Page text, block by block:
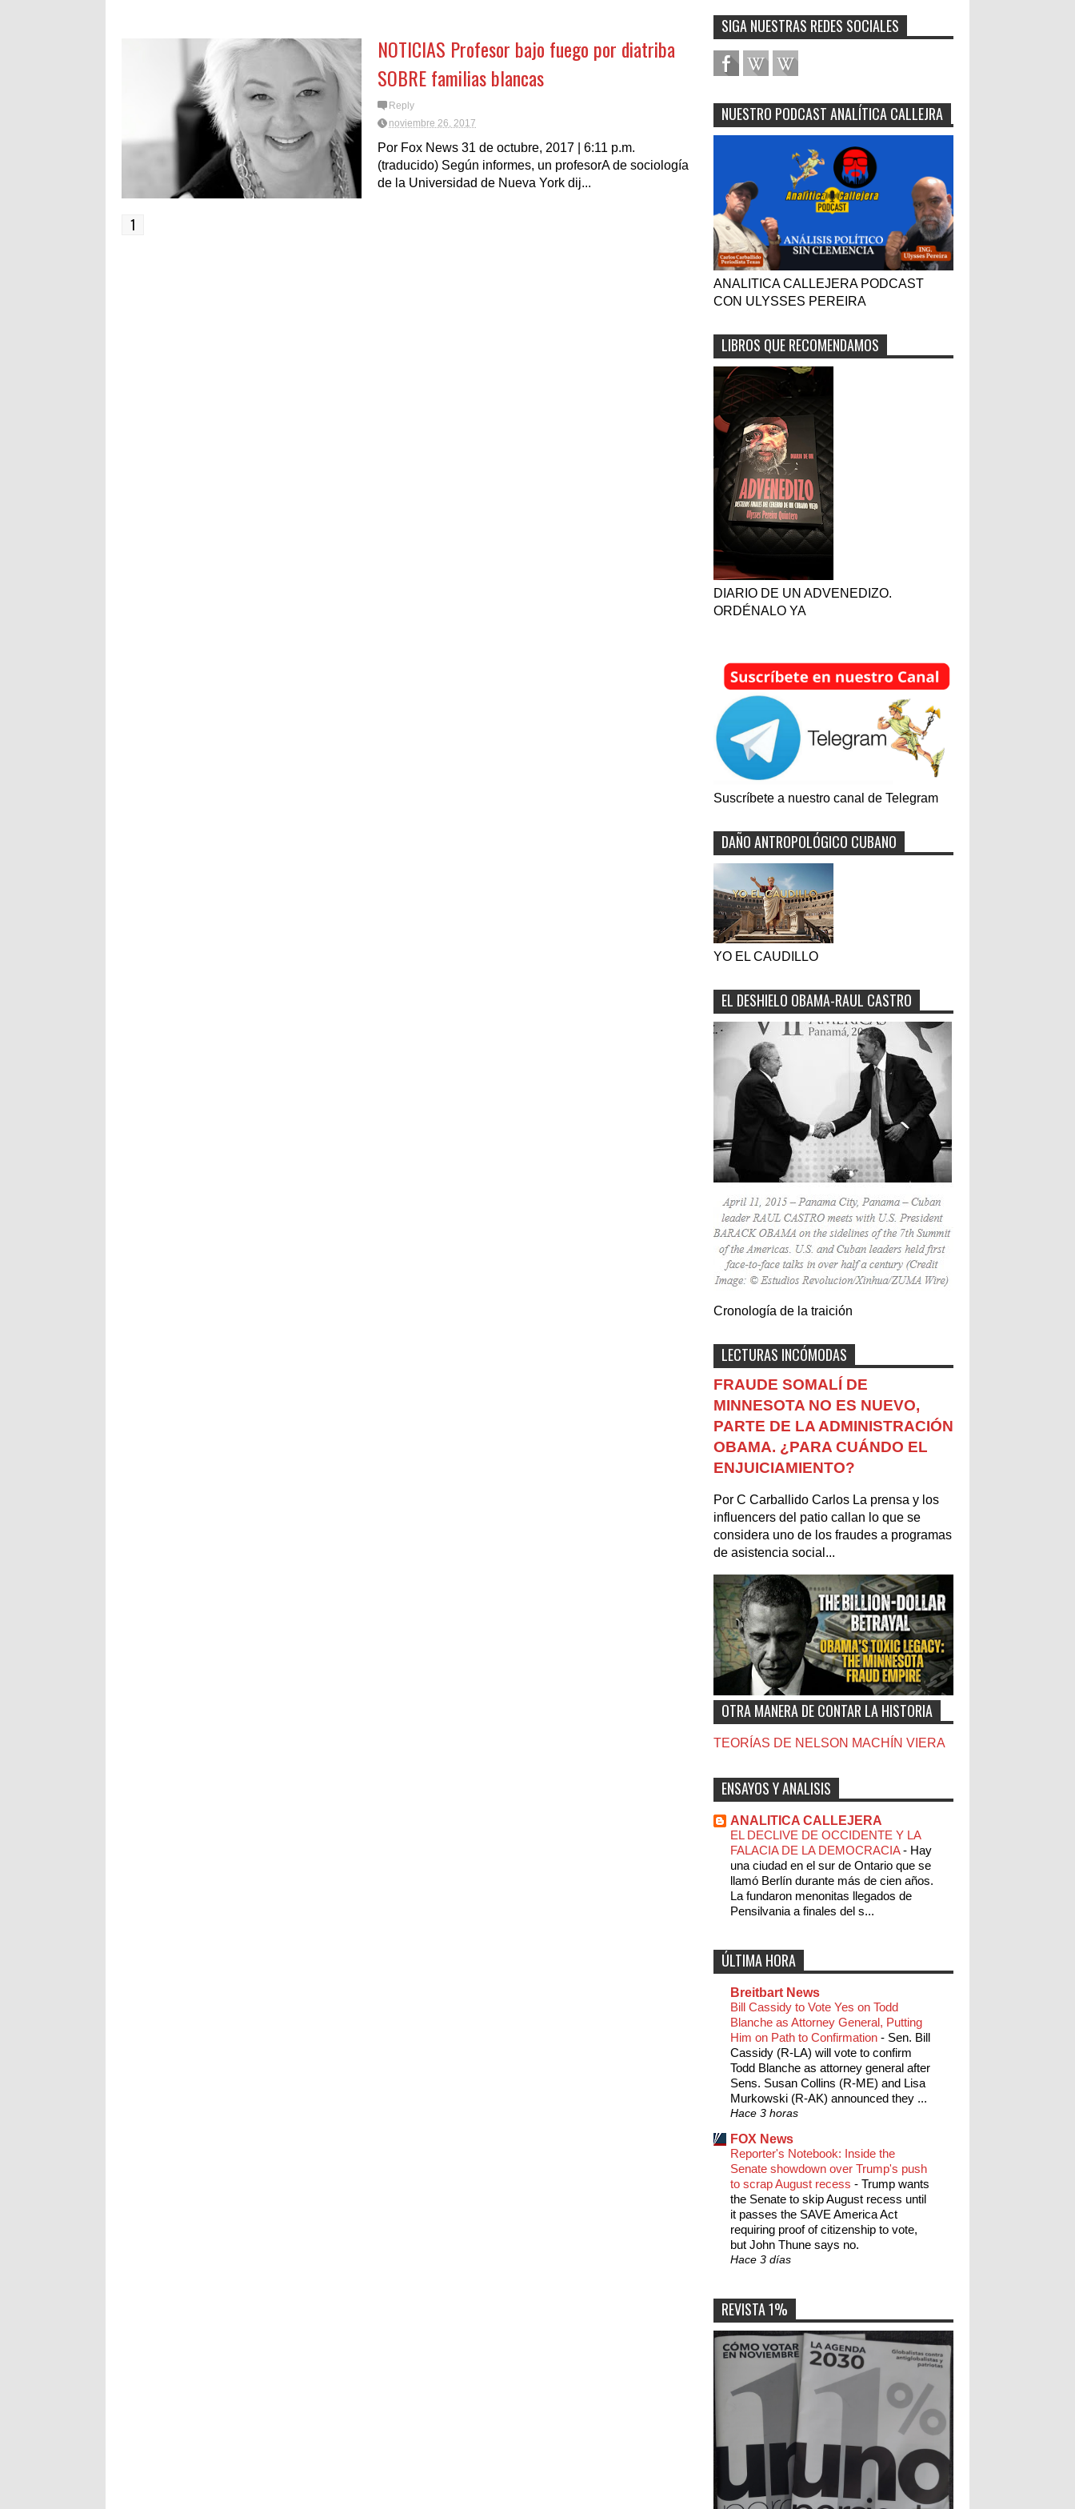
NOTICIAS Profesor bajo fuego por diatriba
SOBRE familias blancas
Reply
noviembre 26, 2017
Por Fox News 31 de octubre, 2017 | 6:11 p.m.
(traducido) Según informes, un profesorA de sociología
de la Universidad de Nueva York dij...
1
SIGA NUESTRAS REDES SOCIALES
NUESTRO PODCAST ANALÍTICA CALLEJRA
ANALITICA CALLEJERA PODCAST
CON ULYSSES PEREIRA
LIBROS QUE RECOMENDAMOS
DIARIO DE UN ADVENEDIZO.
ORDÉNALO YA
Suscríbete a nuestro canal de Telegram
DAÑO ANTROPOLÓGICO CUBANO
YO EL CAUDILLO
EL DESHIELO OBAMA-RAUL CASTRO
Cronología de la traición
LECTURAS INCÓMODAS
FRAUDE SOMALÍ DE
MINNESOTA NO ES NUEVO,
PARTE DE LA ADMINISTRACIÓN
OBAMA. ¿PARA CUÁNDO EL
ENJUICIAMIENTO?
Por C Carballido Carlos La prensa y los
influencers del patio callan lo que se
considera uno de los fraudes a programas
de asistencia social...
OTRA MANERA DE CONTAR LA HISTORIA
TEORÍAS DE NELSON MACHÍN VIERA
ENSAYOS Y ANALISIS
ANALITICA CALLEJERA
EL DECLIVE DE OCCIDENTE Y LA
FALACIA DE LA DEMOCRACIA- Hay
una ciudad en el sur de Ontario que se
llamó Berlín durante más de cien años.
La fundaron menonitas llegados de
Pensilvania a finales del s...
ÚLTIMA HORA
Breitbart News
Bill Cassidy to Vote Yes on Todd
Blanche as Attorney General, Putting
Him on Path to Confirmation - Sen. Bill
Cassidy (R-LA) will vote to confirm
Todd Blanche as attorney general after
Sens. Susan Collins (R-ME) and Lisa
Murkowski (R-AK) announced they ...
Hace 3 horas
FOX News
Reporter's Notebook: Inside the
Senate showdown over Trump's push
to scrap August recess - Trump wants
the Senate to skip August recess until
it passes the SAVE America Act
requiring proof of citizenship to vote,
but John Thune says no.
Hace 3 días
REVISTA 1%